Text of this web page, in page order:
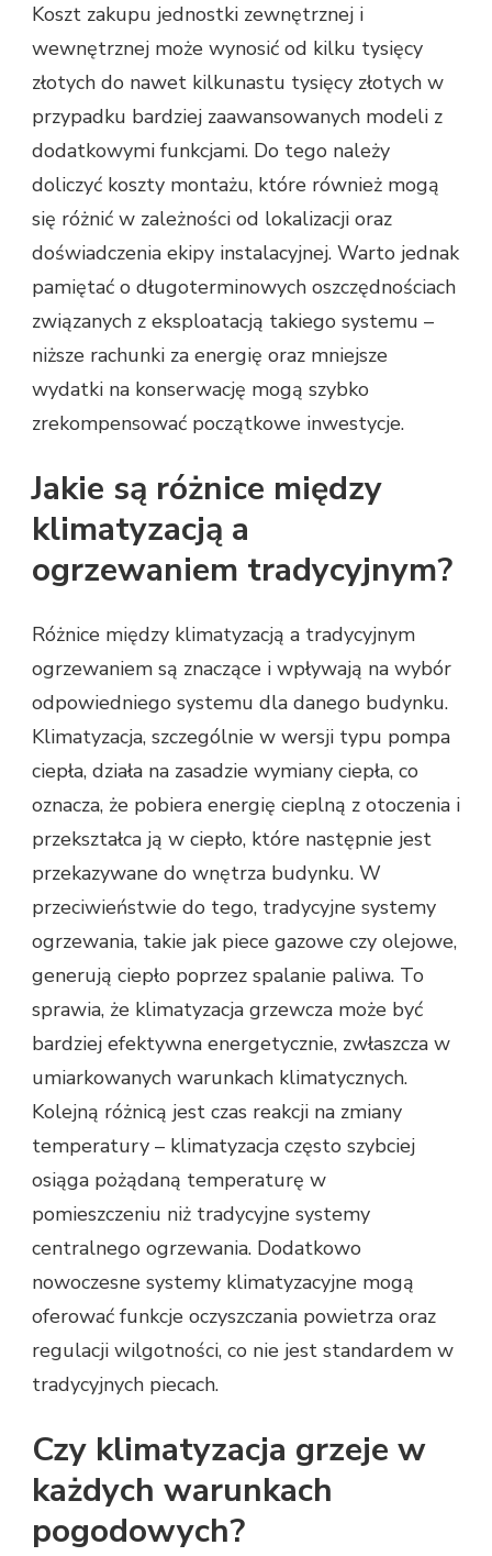
Koszt zakupu jednostki zewnętrznej i
wewnętrznej może wynosić od kilku tysięcy
złotych do nawet kilkunastu tysięcy złotych w
przypadku bardziej zaawansowanych modeli z
dodatkowymi funkcjami. Do tego należy
doliczyć koszty montażu, które również mogą
się różnić w zależności od lokalizacji oraz
doświadczenia ekipy instalacyjnej. Warto jednak
pamiętać o długoterminowych oszczędnościach
związanych z eksploatacją takiego systemu –
niższe rachunki za energię oraz mniejsze
wydatki na konserwację mogą szybko
zrekompensować początkowe inwestycje.
Jakie są różnice między
klimatyzacją a
ogrzewaniem tradycyjnym?
Różnice między klimatyzacją a tradycyjnym
ogrzewaniem są znaczące i wpływają na wybór
odpowiedniego systemu dla danego budynku.
Klimatyzacja, szczególnie w wersji typu pompa
ciepła, działa na zasadzie wymiany ciepła, co
oznacza, że pobiera energię cieplną z otoczenia i
przekształca ją w ciepło, które następnie jest
przekazywane do wnętrza budynku. W
przeciwieństwie do tego, tradycyjne systemy
ogrzewania, takie jak piece gazowe czy olejowe,
generują ciepło poprzez spalanie paliwa. To
sprawia, że klimatyzacja grzewcza może być
bardziej efektywna energetycznie, zwłaszcza w
umiarkowanych warunkach klimatycznych.
Kolejną różnicą jest czas reakcji na zmiany
temperatury – klimatyzacja często szybciej
osiąga pożądaną temperaturę w
pomieszczeniu niż tradycyjne systemy
centralnego ogrzewania. Dodatkowo
nowoczesne systemy klimatyzacyjne mogą
oferować funkcje oczyszczania powietrza oraz
regulacji wilgotności, co nie jest standardem w
tradycyjnych piecach.
Czy klimatyzacja grzeje w
każdych warunkach
pogodowych?